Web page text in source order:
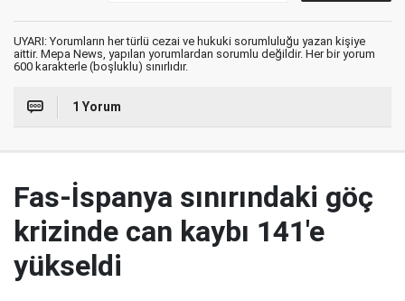
UYARI: Yorumların her türlü cezai ve hukuki sorumluluğu yazan kişiye
aittir. Mepa News, yapılan yorumlardan sorumlu değildir. Her bir yorum
600 karakterle (boşluklu) sınırlıdır.
1 Yorum
Fas-İspanya sınırındaki göç
krizinde can kaybı 141'e
yükseldi